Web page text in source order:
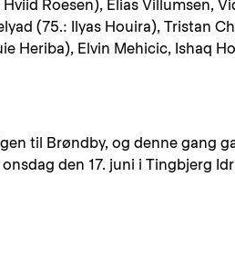
Roesen), Elias Villumsen,
(75.: Ilyas Houira), Tristan
Heriba), Elvin Mehicic, Ishaq
til Brøndby, og denne gang
den 17. juni i Tingbjerg